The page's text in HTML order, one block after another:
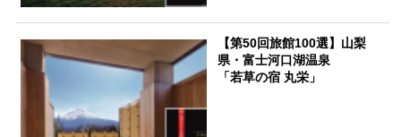
【第50回旅館100選】山梨
県・富士河口湖温泉
「若草の宿 丸栄」